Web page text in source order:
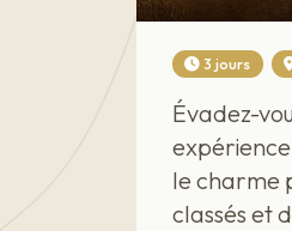
3 jours
Évadez-
le charme
classés et